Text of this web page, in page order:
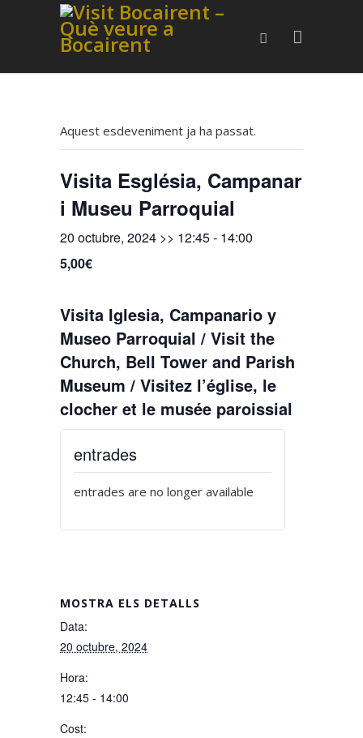
Aquest esdeveniment ja ha passat.
Visita Església, Campanar
i Museu Parroquial
20 octubre, 2024 >> 12:45- 14:00
5,00€
Visita Iglesia, Campanario y
Museo Parroquial / Visit the
Church, Bell Tower and Parish
Museum / Visitez l’église, le
clocher et le musée paroissial
MOSTRA ELS DETALLS
Data:
20 octubre, 2024
Hora:
12:45 - 14:00
Cost:
entrades
entrades are no longer available